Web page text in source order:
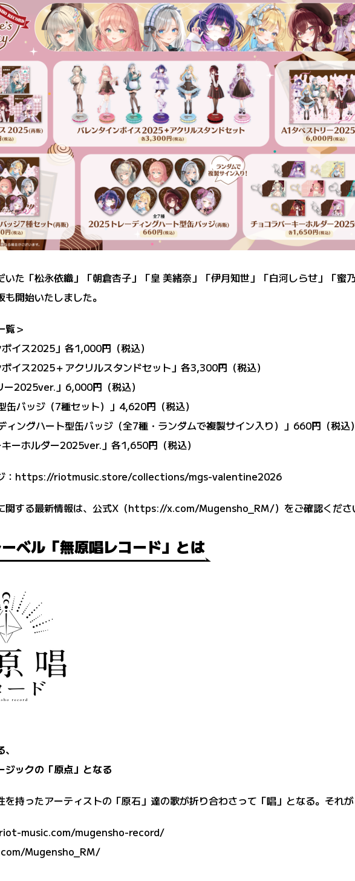
いた「松永依織」「朝倉杏子」「皇 美緒奈」「伊月知世」「白河しらせ」「
開始いたしました。
覧＞
イス2025」各1,000円（税込）
イス2025＋アクリルスタンドセット」各3,300円（税込）
ー2025ver.」6,000円（税込）
バッジ（7種セット）」4,620円（税込）
ィングハート型缶バッジ（全7種・ランダムで複製サイン入り）」660円（税込
ーホルダー2025ver.」各1,650円（税込）
： https://riotmusic.store/collections/mgs-valentine2026
関する最新情報は、公式X（https://x.com/Mugensho_RM/）をご確認くださ
ベル「無原唱レコード」とは
ジックの「原点」となる
を持ったアーティストの「原石」達の歌が折り合わさって「唱」となる。それ
music.com/mugensho-record/
Mugensho_RM/